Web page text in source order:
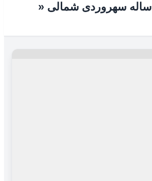
70متر ۱۰ساله سهروردی شمالی «